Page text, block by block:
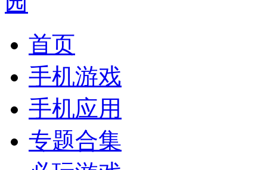
首页
手机游戏
手机应用
专题合集